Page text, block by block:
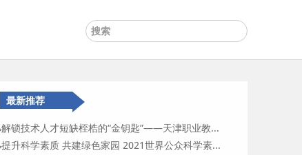
最新推荐
解锁技术人才短缺桎梏的“金钥匙”——天津职业教...
提升科学素质 共建绿色家园 2021世界公众科学素...